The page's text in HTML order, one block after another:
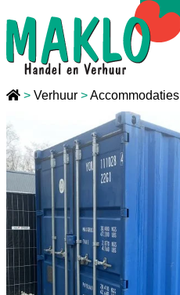
> Verhuur >Accommodaties